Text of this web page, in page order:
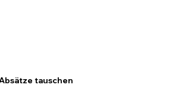
tauschen